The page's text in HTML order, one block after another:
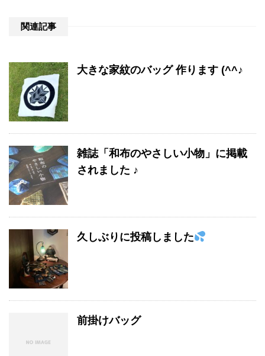
関連記事
大きな家紋のバッグ 作ります (^^♪
雑誌「和布のやさしい小物」に掲載
されました ♪
久しぶりに投稿しました
前掛けバッグ